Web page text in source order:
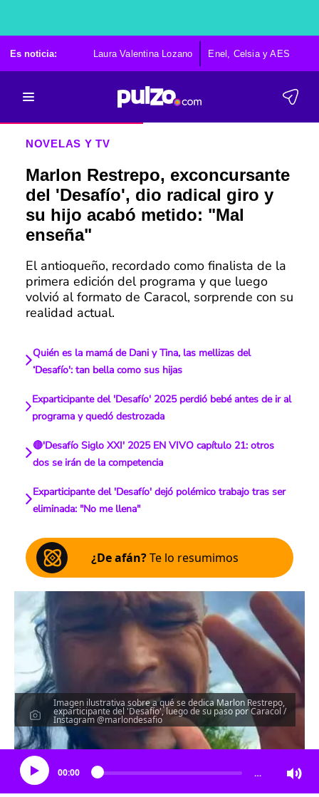
Es noticia: Laura Valentina Lozano Enel, Celsia y AES
NOVELAS Y TV
Marlon Restrepo, exconcursante
del 'Desafío', dio radical giro y
su hijo acabó metido: "Mal
enseña"
El antioqueño, recordado como finalista de la
primera edición del programa y que luego
volvió al formato de Caracol, sorprende con su
realidad actual.
Quién es la mamá de Dani y Tina, las mellizas del
‘Desafío': tan bella como sus hijas
Exparticipante del 'Desafío' 2025 perdió bebé antes de ir al
programa y quedó destrozada
🔴'Desafío Siglo XXI' 2025 EN VIVO capítulo 21: otros
dos se irán de la competencia
Exparticipante del 'Desafío' dejó polémico trabajo tras ser
eliminada: "No me llena"
¿De afán?Te lo resumimos
Imagen ilustrativa sobre a qué se dedica Marlon Restrepo,
exparticipante del 'Desafío', luego de su paso por Caracol /
Instagram @marlondesafio
Escucha el artículo
00:00 …